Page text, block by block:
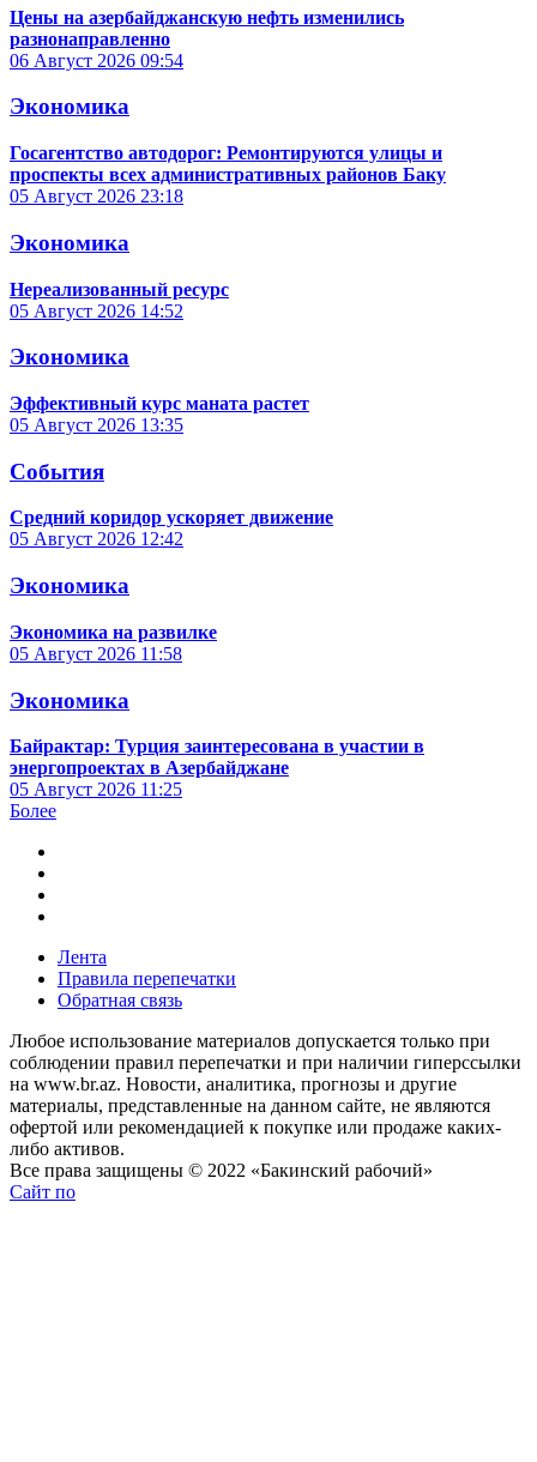
Цены на азербайджанскую нефть изменились
разнонаправленно
06 Август 2026 09:54
Экономика
Госагентство автодорог: Ремонтируются улицы и
проспекты всех административных районов Баку
05 Август 2026 23:18
Экономика
Нереализованный ресурс
05 Август 2026 14:52
Экономика
Эффективный курс маната растет
05 Август 2026 13:35
События
Средний коридор ускоряет движение
05 Август 2026 12:42
Экономика
Экономика на развилке
05 Август 2026 11:58
Экономика
Байрактар: Турция заинтересована в участии в
энергопроектах в Азербайджане
05 Август 2026 11:25
Более
Лента
Правила перепечатки
Обратная связь
Любое использование материалов допускается только при
соблюдении правил перепечатки и при наличии гиперссылки
на www.br.az. Новости, аналитика, прогнозы и другие
материалы, представленные на данном сайте, не являются
офертой или рекомендацией к покупке или продаже каких-
либо активов.
Все права защищены © 2022 «Бакинский рабочий»
Сайт по